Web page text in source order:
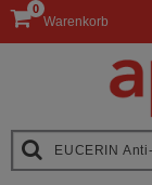
Warenkorb
0